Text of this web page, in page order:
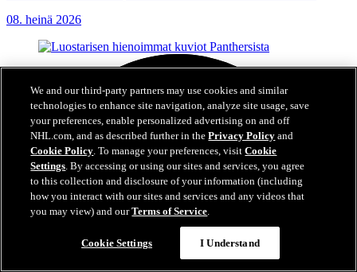
08. heinä 2026
We and our third-party partners may use cookies and similar
technologies to enhance site navigation, analyze site usage, save
your preferences, enable personalized advertising on and off
NHL.com, and as described further in thePrivacy Policy and
Cookie Policy. To manage your preferences, visitCookie
Settings. By accessing or using our sites and services, you agree
to this collection and disclosure of your information (including
how you interact with our sites and services and any videos that
you may view) and ourTerms of Service.
Cookie Settings I Understand